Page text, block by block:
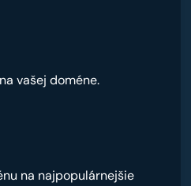
vašej doméne.
na najpopulárnejšie